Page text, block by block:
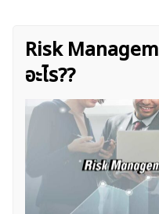
Risk
อะไร??